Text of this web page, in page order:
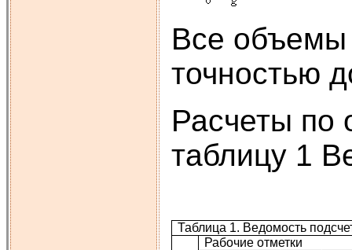
Все объемы
точностью
Расчеты по
таблицу 1
Таблица 1. Ведомость
Рабочие отметки